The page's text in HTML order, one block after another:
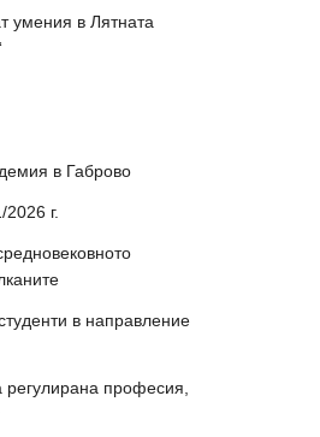
умения в Лятната
в Габрово
г.
в направление
регулирана професия,